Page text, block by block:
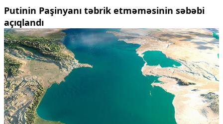
Putinin Paşinyanı təbrik etməməsinin səbəbi
açıqlandı